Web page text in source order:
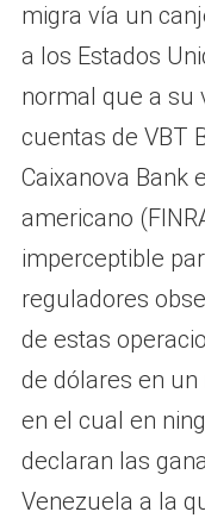
migra vía un
a los Estados
normal que a su
cuentas de VBT
Caixanova Bank
americano
imperceptible
reguladores
de estas
de dólares en
en el cual en
declaran las
Venezuela a la